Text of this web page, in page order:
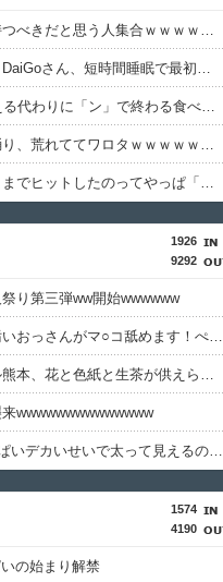
【衝撃】日本は核を持つべきだと思う人集合ｗｗｗｗｗｗｗｗｗｗ
【戦慄】メンタリストDaiGoさん、短時間睡眠で最初に壊れるのは眠気ではなく「心の余白」と解説・・・・・・・・・
【朗報】10億円もらえる代わりに「ン」で終わる食べ物しか食えないボタンｗｗｗｗｗｗｗｗｗｗ
【悲報】アニソン盆踊り、荒れててワロタｗｗｗｗｗｗｗｗｗｗ
【衝撃】鬼滅があそこまでヒットしたのってやっぱ「ノイズ」が一切無いからよなｗｗｗｗｗｗｗｗｗｗ
1926
9292
り第三弾ww開始wwwwww
【GIF】最近のAV「汚いおっさんがマ○コ舐めます！ぺろぺろぺろっ！」←これ
【画像】イオンモール熊本、花と色紙と生茶が供えられる
wwwwwwwwwwwwww
【画像】女の子「お●ぱいデカいせいで太って見えるのまじだるい????」
1574
4190
の始まり解禁